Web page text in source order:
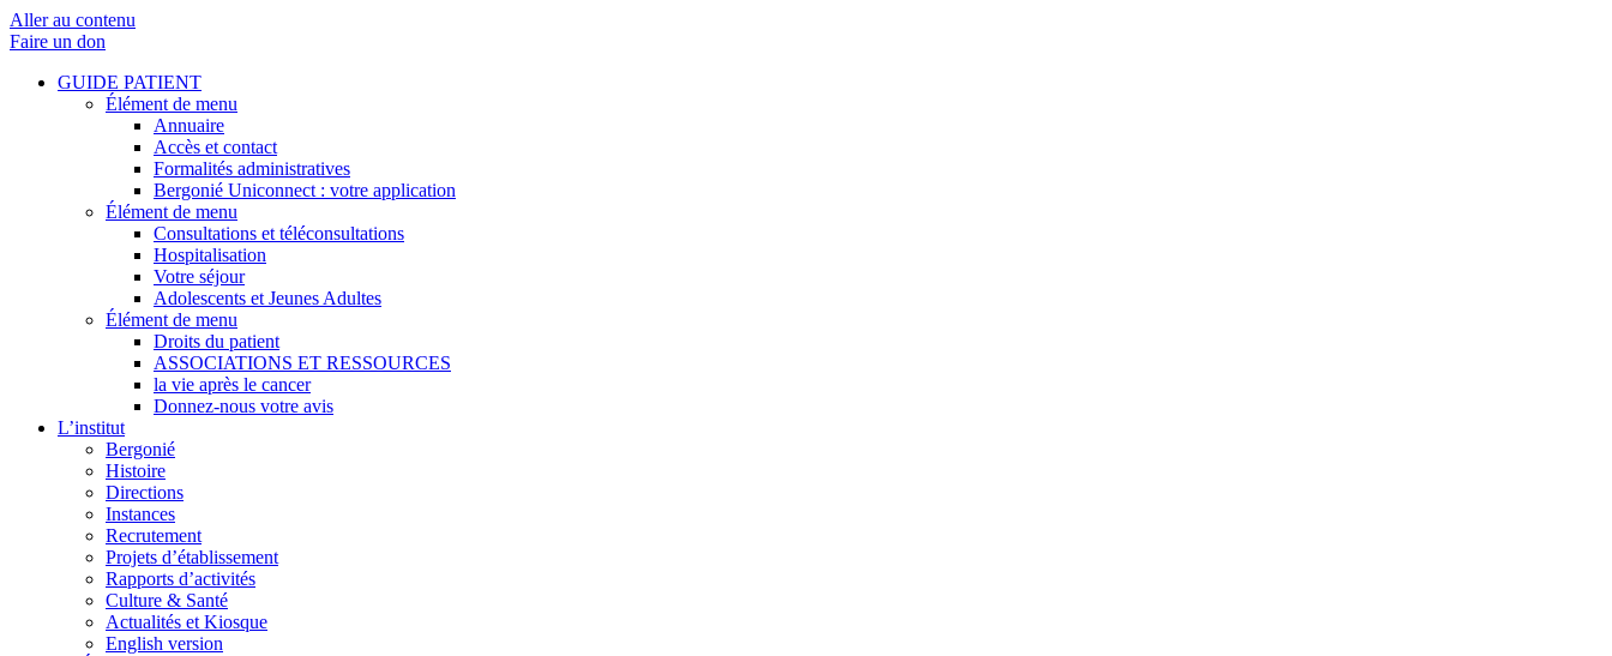
Aller au contenu
Faire un don
GUIDE PATIENT
Élément de menu
Annuaire
Accès et contact
Formalités administratives
Bergonié Uniconnect : votre application
Élément de menu
Consultations et téléconsultations
Hospitalisation
Votre séjour
Adolescents et Jeunes Adultes
Élément de menu
Droits du patient
ASSOCIATIONS ET RESSOURCES
la vie après le cancer
Donnez-nous votre avis
L’institut
Bergonié
Histoire
Directions
Instances
Recrutement
Projets d’établissement
Rapports d’activités
Culture & Santé
Actualités et Kiosque
English version